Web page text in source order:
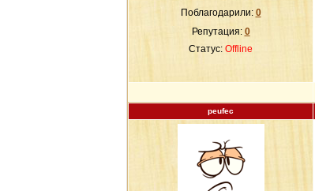
Поблагодарили: 0
Репутация: 0
Статус: Offline
peufec